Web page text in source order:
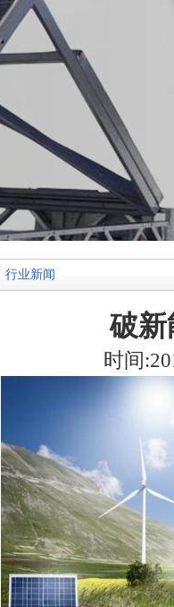
行业新闻
破
时间